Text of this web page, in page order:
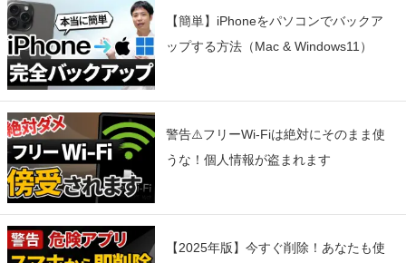
【簡単】iPhoneをパソコンでバックア
ップする方法（Mac & Windows11）
警告⚠️フリーWi-Fiは絶対にそのまま使
うな！個人情報が盗まれます
【2025年版】今すぐ削除！あなたも使